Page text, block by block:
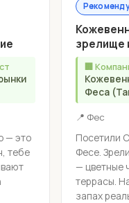
— это
тебе
зрелище
🏢
Феса
📍 Фес
Посетили
Фесе.
— цветные
террасы.
запах